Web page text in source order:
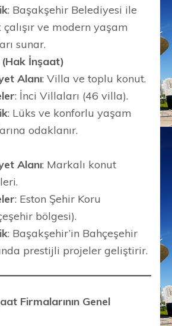
: Başakşehir Belediyesi ile
ve modern yaşam
sunar.
İnşaat)
Alanı: Villa ve toplu konut.
: İnci Villaları (46 villa).
: Lüks ve konforlu yaşam
odaklanır.
Alanı: Markalı konut
: Eston Şehir Koru
bölgesi).
: Başakşehir’in Bahçeşehir
prestijli projeler geliştirir.
Firmalarının Genel